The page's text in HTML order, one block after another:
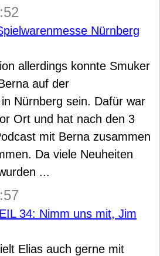
Nürnberg
allerdings konnte Smuker
auf der
Nürnberg sein. Dafür war
Ort und hat nach den 3
mit Berna zusammen
Da viele Neuheiten
...
34: Nimm uns mit, Jim
Elias auch gerne mit